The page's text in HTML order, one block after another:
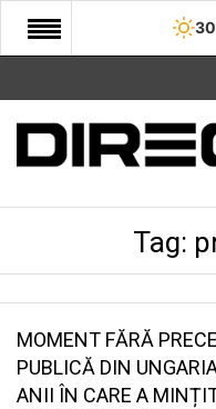
START
COMUNITATE
SANATATE
SPORT
Tag:
MOMENT FĂRĂ
PUBLICĂ DIN
ANII ÎN CARE A